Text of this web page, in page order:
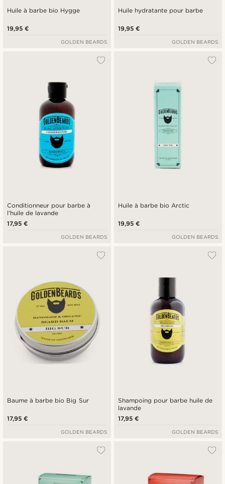
Huile à barbe bio Hygge
19,95 €
GOLDEN BEARDS
Huile hydratante pour barbe
19,95 €
GOLDEN BEARDS
Conditionneur pour barbe à
l'huile de lavande
17,95 €
GOLDEN BEARDS
Huile à barbe bio Arctic
19,95 €
GOLDEN BEARDS
Baume à barbe bio Big Sur
17,95 €
GOLDEN BEARDS
Shampoing pour barbe huile de
lavande
17,95 €
GOLDEN BEARDS